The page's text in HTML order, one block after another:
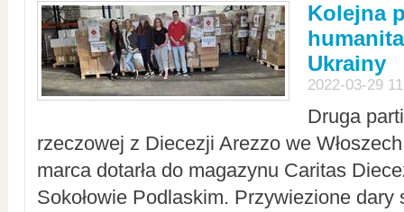
Kolejna
Ukrainy
2022-03-29
Druga
rzeczowej z Diecezji Arezzo we
marca dotarła do magazynu Caritas
Sokołowie Podlaskim. Przywiezione dary